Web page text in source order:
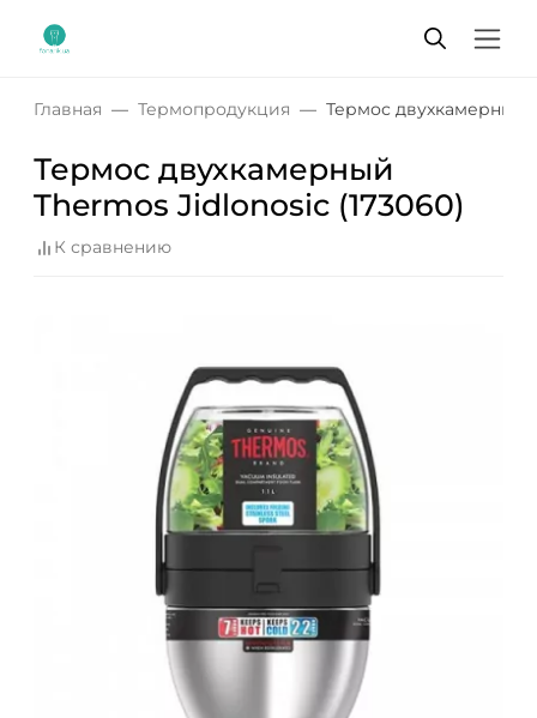
Главная Термопродукция Термос двухкамерный
Термос двухкамерный
Thermos Jidlonosic (173060)
К сравнению